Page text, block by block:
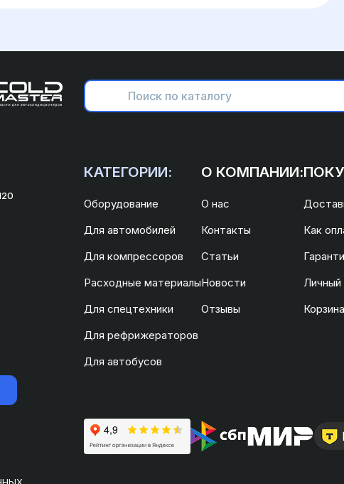
КАТЕГОРИИ:
Оборудование
Для автомобилей
Для компрессоров
Расходные материалы
Для спецтехники
Для рефрижераторов
Для автобусов
О КОМПАНИИ:
О нас
Контакты
Статьи
Новости
Отзывы
Как
Личный
Корзина